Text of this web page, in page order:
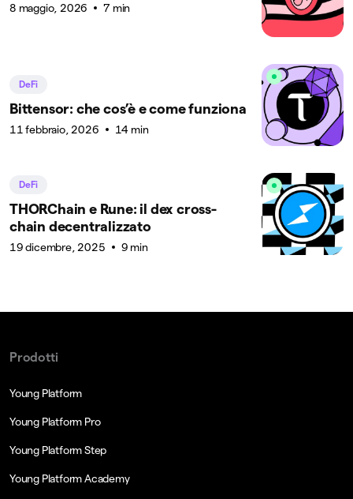
8 maggio, 2026 7 min
DeFi
Bittensor: che cos’è e come funziona
11 febbraio, 2026 14 min
DeFi
THORChain e Rune: il dex cross-
chain decentralizzato
19 dicembre, 2025 9 min
Prodotti
Young Platform
Young Platform Pro
Young Platform Step
Young Platform Academy